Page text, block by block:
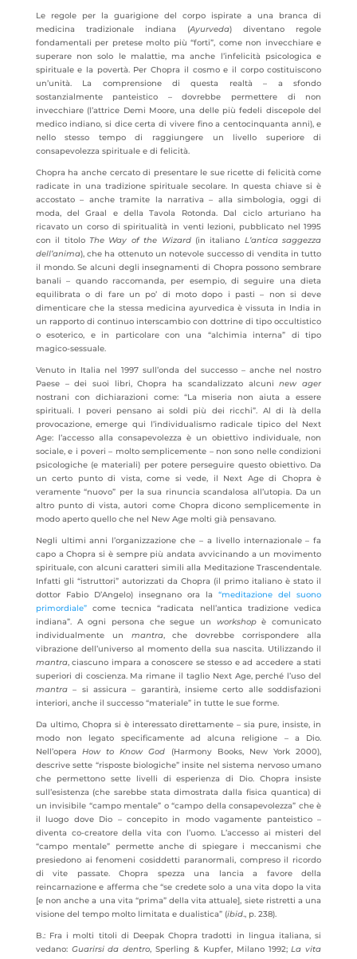
Le regole per la guarigione del corpo ispirate a una branca di
medicina tradizionale indiana (Ayurveda) diventano regole
fondamentali per pretese molto più “forti”, come non invecchiare e
superare non solo le malattie, ma anche l’infelicità psicologica e
spirituale e la povertà. Per Chopra il cosmo e il corpo costituiscono
un’unità. La comprensione di questa realtà – a sfondo
sostanzialmente panteistico – dovrebbe permettere di non
invecchiare (l’attrice Demi Moore, una delle più fedeli discepole del
medico indiano, si dice certa di vivere fino a centocinquanta anni), e
nello stesso tempo di raggiungere un livello superiore di
consapevolezza spirituale e di felicità.
Chopra ha anche cercato di presentare le sue ricette di felicità come
radicate in una tradizione spirituale secolare. In questa chiave si è
accostato – anche tramite la narrativa – alla simbologia, oggi di
moda, del Graal e della Tavola Rotonda. Dal ciclo arturiano ha
ricavato un corso di spiritualità in venti lezioni, pubblicato nel 1995
con il titolo The Way of the Wizard (in italiano L’antica saggezza
dell’anima), che ha ottenuto un notevole successo di vendita in tutto
il mondo. Se alcuni degli insegnamenti di Chopra possono sembrare
banali – quando raccomanda, per esempio, di seguire una dieta
equilibrata o di fare un po’ di moto dopo i pasti – non si deve
dimenticare che la stessa medicina ayurvedica è vissuta in India in
un rapporto di continuo interscambio con dottrine di tipo occultistico
o esoterico, e in particolare con una “alchimia interna” di tipo
magico-sessuale.
Venuto in Italia nel 1997 sull’onda del successo – anche nel nostro
Paese – dei suoi libri, Chopra ha scandalizzato alcuninew ager
nostrani con dichiarazioni come: “La miseria non aiuta a essere
spirituali. I poveri pensano ai soldi più dei ricchi”. Al di là della
provocazione, emerge qui l’individualismo radicale tipico del Next
Age: l’accesso alla consapevolezza è un obiettivo individuale, non
sociale, e i poveri – molto semplicemente – non sono nelle condizioni
psicologiche (e materiali) per potere perseguire questo obiettivo. Da
un certo punto di vista, come si vede, il Next Age di Chopra è
veramente “nuovo” per la sua rinuncia scandalosa all’utopia. Da un
altro punto di vista, autori come Chopra dicono semplicemente in
modo aperto quello che nel New Age molti già pensavano.
Negli ultimi anni l’organizzazione che – a livello internazionale – fa
capo a Chopra si è sempre più andata avvicinando a un movimento
spirituale, con alcuni caratteri simili alla Meditazione Trascendentale.
Infatti gli “istruttori” autorizzati da Chopra (il primo italiano è stato il
dottor Fabio D’Angelo) insegnano ora la“meditazione del suono
primordiale”come tecnica “radicata nell’antica tradizione vedica
indiana”. A ogni persona che segue un workshopè comunicato
individualmente un mantra, che dovrebbe corrispondere alla
vibrazione dell’universo al momento della sua nascita. Utilizzando il
mantra, ciascuno impara a conoscere se stesso e ad accedere a stati
superiori di coscienza. Ma rimane il taglio Next Age, perché l’uso del
mantra– si assicura – garantirà, insieme certo alle soddisfazioni
interiori, anche il successo “materiale” in tutte le sue forme.
Da ultimo, Chopra si è interessato direttamente – sia pure, insiste, in
modo non legato specificamente ad alcuna religione – a Dio.
Nell’opera How to Know God (Harmony Books, New York 2000),
descrive sette “risposte biologiche” insite nel sistema nervoso umano
che permettono sette livelli di esperienza di Dio. Chopra insiste
sull’esistenza (che sarebbe stata dimostrata dalla fisica quantica) di
un invisibile “campo mentale” o “campo della consapevolezza” che è
il luogo dove Dio – concepito in modo vagamente panteistico –
diventa co-creatore della vita con l’uomo. L’accesso ai misteri del
“campo mentale” permette anche di spiegare i meccanismi che
presiedono ai fenomeni cosiddetti paranormali, compreso il ricordo
di vite passate. Chopra spezza una lancia a favore della
reincarnazione e afferma che “se credete solo a una vita dopo la vita
[e non anche a una vita “prima” della vita attuale], siete ristretti a una
visione del tempo molto limitata e dualistica” (ibid., p. 238).
B.: Fra i molti titoli di Deepak Chopra tradotti in lingua italiana, si
vedano: Guarirsi da dentro, Sperling & Kupfer, Milano 1992;La vita